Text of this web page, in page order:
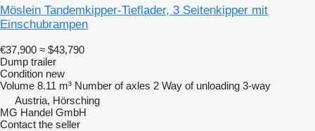
Möslein Tandemkipper-Tieflader, 3 Seitenkipper mit
Einschubrampen
€37,900 ≈ $43,790
Dump trailer
Condition new
Volume 8.11 m³ Number of axles 2 Way of unloading 3-way
Austria, Hörsching
MG Handel GmbH
Contact the seller